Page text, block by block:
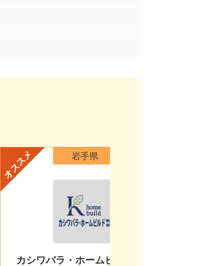
オススメ 岩手県
カシワバラ・ホームビルド株式